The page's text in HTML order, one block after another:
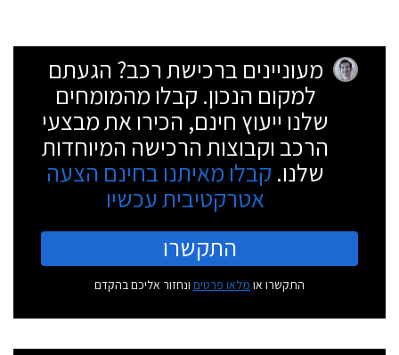
מעוניינים ברכישת רכב? הגעתם
למקום הנכון. קבלו מהמומחים
שלנו ייעוץ חינם, הכירו את מבצעי
הרכב וקבוצות הרכישה המיוחדות
שלנו. קבלו מאיתנו בחינם הצעה
אטרקטיבית עכשיו
התקשרו
התקשרו או מלאו פרטים ונחזור אליכם בהקדם